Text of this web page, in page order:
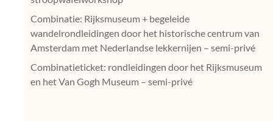
Combinatie: Rijksmuseum + begeleide
wandelrondleidingen door het historische centrum van
Amsterdam met Nederlandse lekkernijen – semi-privé
Combinatieticket: rondleidingen door het Rijksmuseum
en het Van Gogh Museum – semi-privé